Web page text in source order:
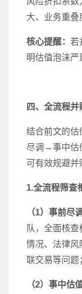
大、业务重叠
核心提醒： 若
明估值泡沫严
四、全流程并
结合前文的估
尽调→事中估
可有效规避并
1.全流程筛查
（1）事前尽
队，全面核
情况、法律风
联交易等问题
（2）事中估